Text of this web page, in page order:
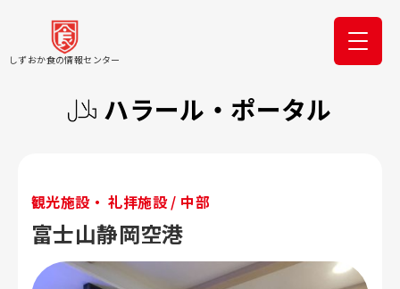
しずおか食の情報センター
ハラール・ポータル
観光施設・ 礼拝施設 / 中部
富士山静岡空港